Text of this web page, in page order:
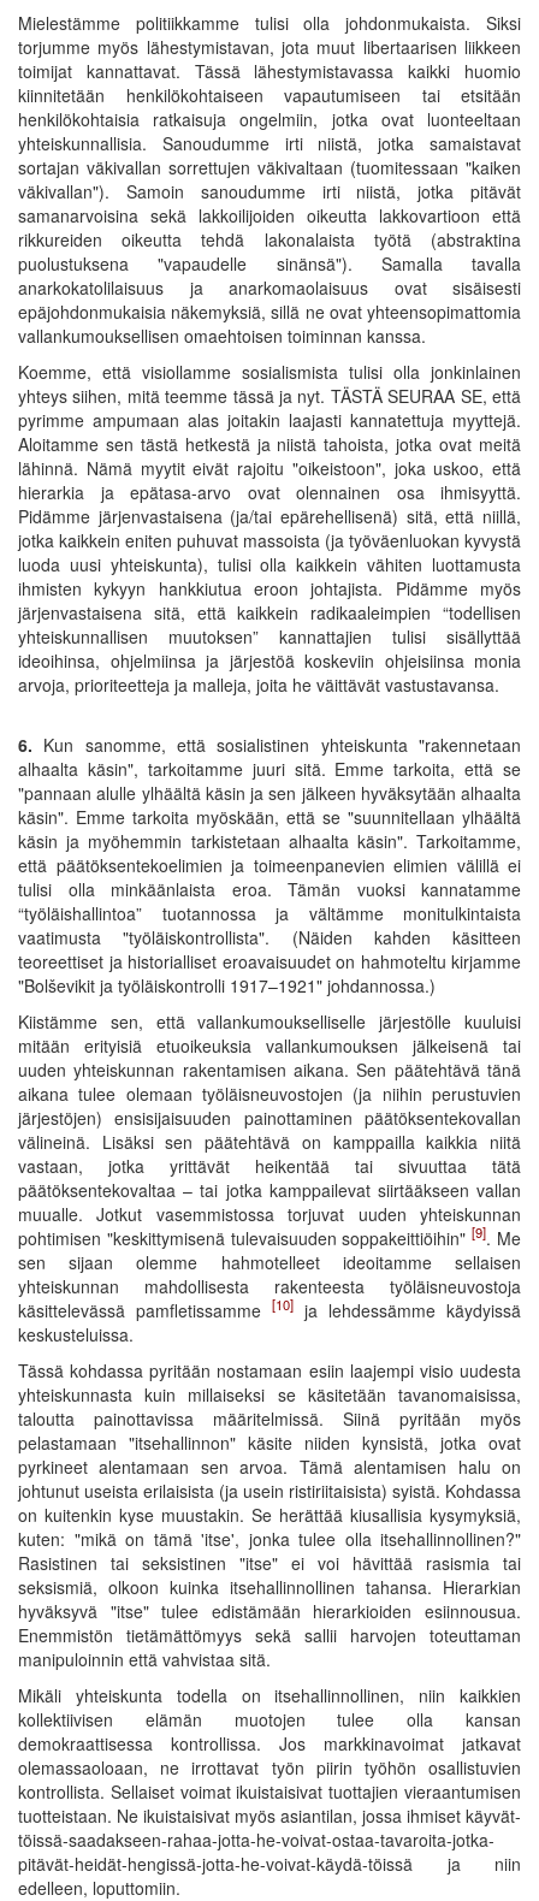
Mielestämme politiikkamme tulisi olla johdonmukaista. Siksi
torjumme myös lähestymistavan, jota muut libertaarisen liikkeen
toimijat kannattavat. Tässä lähestymistavassa kaikki huomio
kiinnitetään henkilökohtaiseen vapautumiseen tai etsitään
henkilökohtaisia ratkaisuja ongelmiin, jotka ovat luonteeltaan
yhteiskunnallisia. Sanoudumme irti niistä, jotka samaistavat
sortajan väkivallan sorrettujen väkivaltaan (tuomitessaan "kaiken
väkivallan"). Samoin sanoudumme irti niistä, jotka pitävät
samanarvoisina sekä lakkoilijoiden oikeutta lakkovartioon että
rikkureiden oikeutta tehdä lakonalaista työtä (abstraktina
puolustuksena "vapaudelle sinänsä"). Samalla tavalla
anarkokatolilaisuus ja anarkomaolaisuus ovat sisäisesti
epäjohdonmukaisia näkemyksiä, sillä ne ovat yhteensopimattomia
vallankumouksellisen omaehtoisen toiminnan kanssa.
Koemme, että visiollamme sosialismista tulisi olla jonkinlainen
yhteys siihen, mitä teemme tässä ja nyt. TÄSTÄ SEURAA SE, että
pyrimme ampumaan alas joitakin laajasti kannatettuja myyttejä.
Aloitamme sen tästä hetkestä ja niistä tahoista, jotka ovat meitä
lähinnä. Nämä myytit eivät rajoitu "oikeistoon", joka uskoo, että
hierarkia ja epätasa-arvo ovat olennainen osa ihmisyyttä.
Pidämme järjenvastaisena (ja/tai epärehellisenä) sitä, että niillä,
jotka kaikkein eniten puhuvat massoista (ja työväenluokan kyvystä
luoda uusi yhteiskunta), tulisi olla kaikkein vähiten luottamusta
ihmisten kykyyn hankkiutua eroon johtajista. Pidämme myös
järjenvastaisena sitä, että kaikkein radikaaleimpien “todellisen
yhteiskunnallisen muutoksen” kannattajien tulisi sisällyttää
ideoihinsa, ohjelmiinsa ja järjestöä koskeviin ohjeisiinsa monia
arvoja, prioriteetteja ja malleja, joita he väittävät vastustavansa.
6. Kun sanomme, että sosialistinen yhteiskunta "rakennetaan
alhaalta käsin", tarkoitamme juuri sitä. Emme tarkoita, että se
"pannaan alulle ylhäältä käsin ja sen jälkeen hyväksytään alhaalta
käsin". Emme tarkoita myöskään, että se "suunnitellaan ylhäältä
käsin ja myöhemmin tarkistetaan alhaalta käsin". Tarkoitamme,
että päätöksentekoelimien ja toimeenpanevien elimien välillä ei
tulisi olla minkäänlaista eroa. Tämän vuoksi kannatamme
“työläishallintoa” tuotannossa ja vältämme monitulkintaista
vaatimusta "työläiskontrollista". (Näiden kahden käsitteen
teoreettiset ja historialliset eroavaisuudet on hahmoteltu kirjamme
"Bolševikit ja työläiskontrolli 1917–1921" johdannossa.)
Kiistämme sen, että vallankumoukselliselle järjestölle kuuluisi
mitään erityisiä etuoikeuksia vallankumouksen jälkeisenä tai
uuden yhteiskunnan rakentamisen aikana. Sen päätehtävä tänä
aikana tulee olemaan työläisneuvostojen (ja niihin perustuvien
järjestöjen) ensisijaisuuden painottaminen päätöksentekovallan
välineinä. Lisäksi sen päätehtävä on kamppailla kaikkia niitä
vastaan, jotka yrittävät heikentää tai sivuuttaa tätä
päätöksentekovaltaa – tai jotka kamppailevat siirtääkseen vallan
muualle. Jotkut vasemmistossa torjuvat uuden yhteiskunnan
pohtimisen "keskittymisenä tulevaisuuden soppakeittiöihin"[9]. Me
sen sijaan olemme hahmotelleet ideoitamme sellaisen
yhteiskunnan mahdollisesta rakenteesta työläisneuvostoja
käsittelevässä pamfletissamme [10] ja lehdessämme käydyissä
keskusteluissa.
Tässä kohdassa pyritään nostamaan esiin laajempi visio uudesta
yhteiskunnasta kuin millaiseksi se käsitetään tavanomaisissa,
taloutta painottavissa määritelmissä. Siinä pyritään myös
pelastamaan "itsehallinnon" käsite niiden kynsistä, jotka ovat
pyrkineet alentamaan sen arvoa. Tämä alentamisen halu on
johtunut useista erilaisista (ja usein ristiriitaisista) syistä. Kohdassa
on kuitenkin kyse muustakin. Se herättää kiusallisia kysymyksiä,
kuten: "mikä on tämä 'itse', jonka tulee olla itsehallinnollinen?"
Rasistinen tai seksistinen "itse" ei voi hävittää rasismia tai
seksismiä, olkoon kuinka itsehallinnollinen tahansa. Hierarkian
hyväksyvä "itse" tulee edistämään hierarkioiden esiinnousua.
Enemmistön tietämättömyys sekä sallii harvojen toteuttaman
manipuloinnin että vahvistaa sitä.
Mikäli yhteiskunta todella on itsehallinnollinen, niin kaikkien
kollektiivisen elämän muotojen tulee olla kansan
demokraattisessa kontrollissa. Jos markkinavoimat jatkavat
olemassaoloaan, ne irrottavat työn piirin työhön osallistuvien
kontrollista. Sellaiset voimat ikuistaisivat tuottajien vieraantumisen
tuotteistaan. Ne ikuistaisivat myös asiantilan, jossa ihmiset käyvät-
töissä-saadakseen-rahaa-jotta-he-voivat-ostaa-tavaroita-jotka-
pitävät-heidät-hengissä-jotta-he-voivat-käydä-töissä ja niin
edelleen, loputtomiin.